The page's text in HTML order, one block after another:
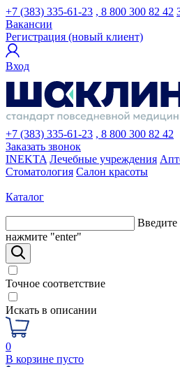
+7 (383) 335-61-23 , 8 800 300 82 42
Вакансии
Регистрация (новый клиент)
Вход
+7 (383) 335-61-23 , 8 800 300 82 42
Заказать звонок
INEKTA Лечебные учреждения
Стоматология Салон красоты
Каталог
Введите
нажмите "enter"
Точное соответствие
Искать в описании
0
В корзине пусто